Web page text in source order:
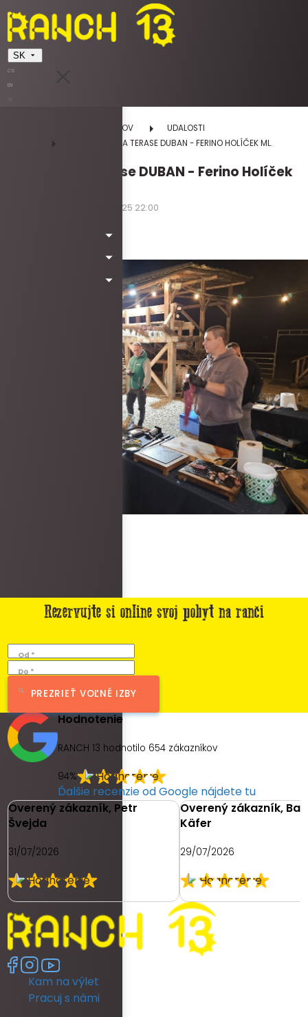
SK
CS
EN
DOMOV
UDALOSTI
GRILOVANIE NA TERASE DUBAN - FERINO HOLÍČEK ML.
Grilovanie na terase DUBAN - Ferino Holíček
08.11.2025 12:00 - 08.11.2025 22:00
Rezervujte si online svoj pobyt na ranči
Od *
Do *
PREZRIEŤ VOĽNÉ IZBY
Hodnotenie
RANCH 13 hodnotilo 654 zákazníkov
94%
Ďalšie recenzie od Google nájdete tu
Overený zákazník, Petr
Švejda
31/07/2026
Overený zákazník,
Käfer
29/07/2026
Kam na výlet
Pracuj s námi